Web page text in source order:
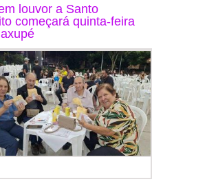
louvor a Santo
começará quinta-feira